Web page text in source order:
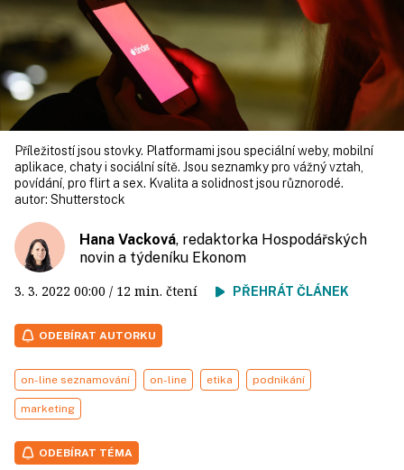
Příležitostí jsou stovky. Platformami jsou speciální weby, mobilní
aplikace, chaty i sociální sítě. Jsou seznamky pro vážný vztah,
povídání, pro flirt a sex. Kvalita a solidnost jsou různorodé.
autor: Shutterstock
Hana Vacková, redaktorka Hospodářských
novin a týdeníku Ekonom
3. 3. 2022 00:00 / 12 min. čtení PŘEHRÁT ČLÁNEK
ODEBÍRAT AUTORKU
on-line seznamování on-line etika podnikání
marketing
ODEBÍRAT TÉMA